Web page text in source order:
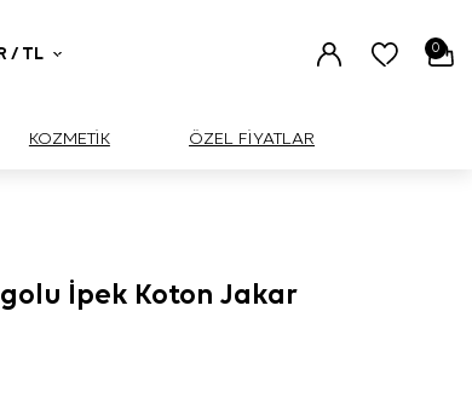
/ TL 0
KOZMETİK ÖZEL FİYATLAR
İpek Koton Jakar